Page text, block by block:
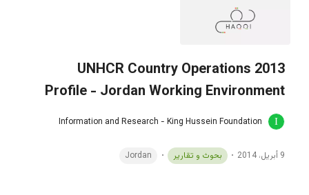
2013 UNHCR Country Operations
Profile - Jordan Working Environment
Information and Research - King Hussein Foundation
9 أبريل، 2014 بحوث و تقارير Jordan